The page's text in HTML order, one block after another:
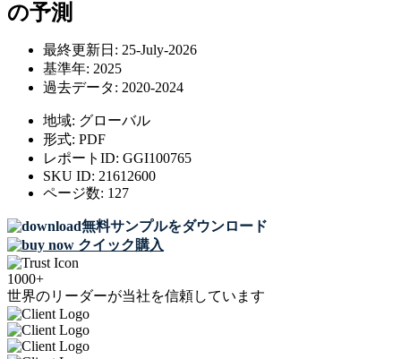
の予測
最終更新日: 25-July-2026
基準年: 2025
過去データ: 2020-2024
地域: グローバル
形式: PDF
レポートID: GGI100765
SKU ID: 21612600
ページ数: 127
無料サンプルをダウンロード
クイック購入
1000+
世界のリーダーが当社を信頼しています